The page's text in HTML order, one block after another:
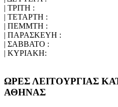
| ΤΡΙΤΗ :
| ΤΕΤΑΡΤΗ :
| ΠΕΜΜΤΗ :
| ΠΑΡΑΣΚΕΥΗ :
| ΣΑΒΒΑΤΟ :
| ΚΥΡΙΑΚΗ:
ΩΡΕΣ ΛΕΙΤΟΥΡΓΙΑΣ
ΑΘΗΝΑΣ